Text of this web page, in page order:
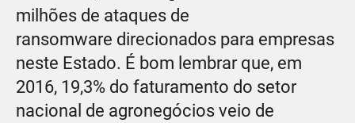
milhões de ataques de
ransomware direcionados para empresas
neste Estado. É bom lembrar que, em
2016, 19,3% do faturamento do setor
nacional de agronegócios veio de